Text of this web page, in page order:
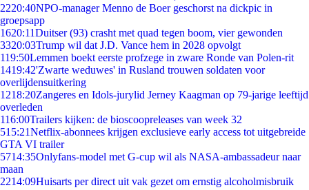
2220:40NPO-manager Menno de Boer geschorst na dickpic in
groepsapp
1620:11Duitser (93) crasht met quad tegen boom, vier gewonden
3320:03Trump wil dat J.D. Vance hem in 2028 opvolgt
119:50Lemmen boekt eerste profzege in zware Ronde van Polen-rit
1419:42'Zwarte weduwes' in Rusland trouwen soldaten voor
overlijdensuitkering
1218:20Zangeres en Idols-jurylid Jerney Kaagman op 79-jarige leeftijd
overleden
116:00Trailers kijken: de bioscoopreleases van week 32
515:21Netflix-abonnees krijgen exclusieve early access tot uitgebreide
GTA VI trailer
5714:35Onlyfans-model met G-cup wil als NASA-ambassadeur naar
maan
2214:09Huisarts per direct uit vak gezet om ernstig alcoholmisbruik